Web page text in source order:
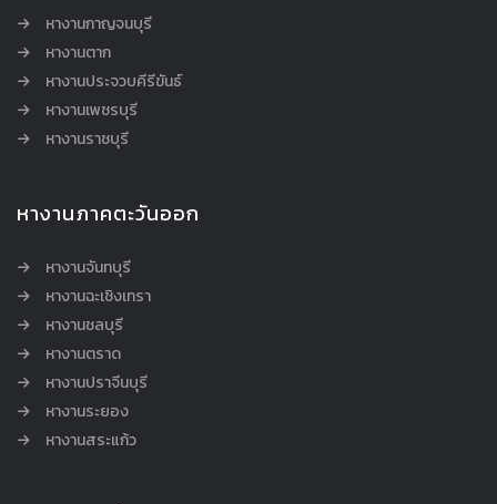
หางานกาญจนบุรี
หางานตาก
หางานประจวบคีรีขันธ์
หางานเพชรบุรี
หางานราชบุรี
หางานภาคตะวันออก
หางานจันทบุรี
หางานฉะเชิงเทรา
หางานชลบุรี
หางานตราด
หางานปราจีนบุรี
หางานระยอง
หางานสระแก้ว